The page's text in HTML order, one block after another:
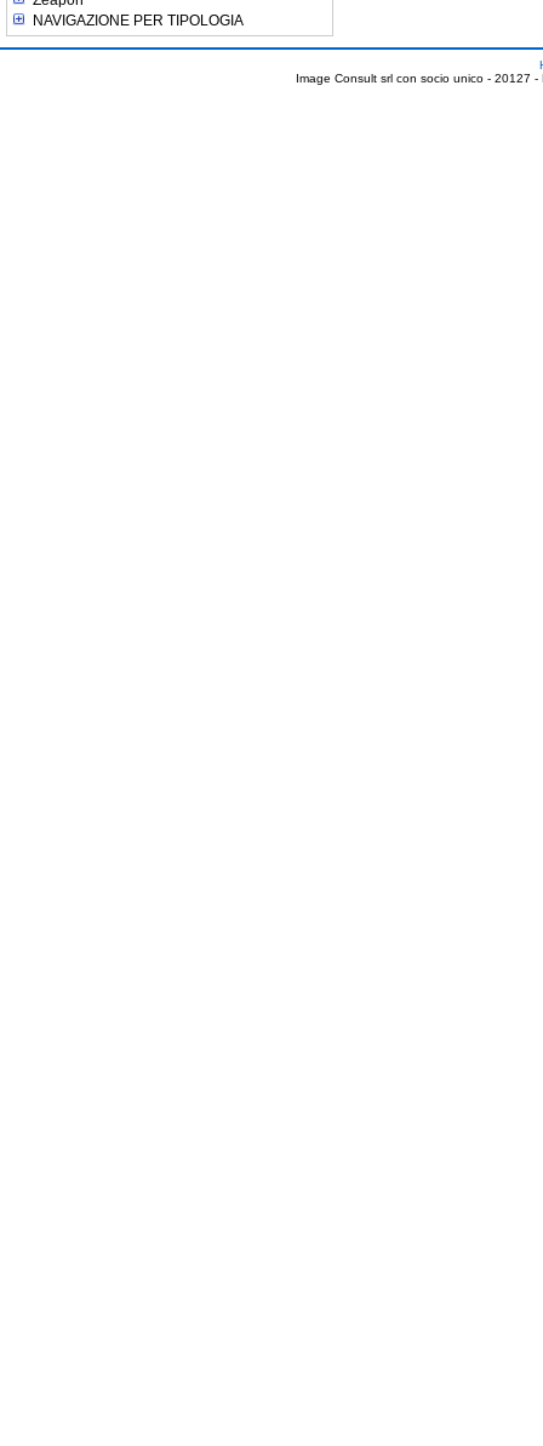
NAVIGAZIONE PER TIPOLOGIA
Image Consult srl con socio unico - 20127